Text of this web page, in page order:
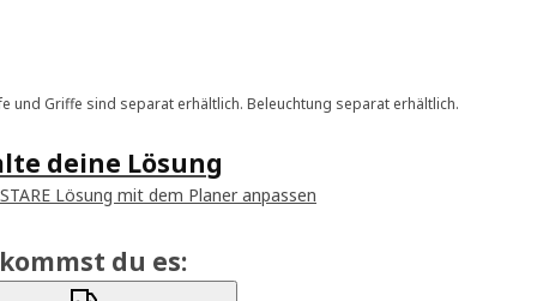
und Griffe sind separat erhältlich. Beleuchtung separat erhältlich.
deine Lösung
Lösung mit dem Planer anpassen
du es: